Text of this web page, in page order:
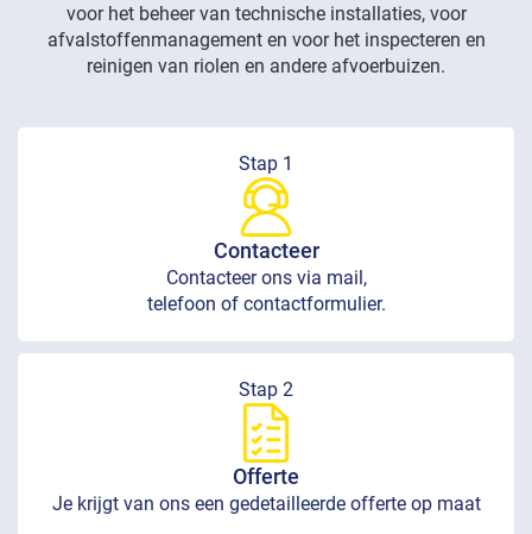
voor het beheer van technische installaties, voor
afvalstoffenmanagement en voor het inspecteren en
reinigen van riolen en andere afvoerbuizen.
Stap 1
Contacteer
Contacteer ons via mail,
telefoon of contactformulier.
Stap 2
Offerte
Je krijgt van ons een gedetailleerde offerte op maat